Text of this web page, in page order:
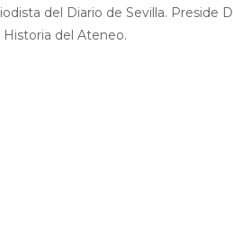
del Diario de Sevilla. Preside
del Ateneo.